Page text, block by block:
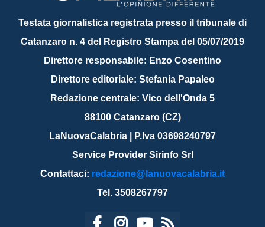
Testata giornalistica registrata presso il tribunale di
Catanzaro n. 4 del Registro Stampa del 05/07/2019
Direttore responsabile: Enzo Cosentino
Direttore editoriale: Stefania Papaleo
Redazione centrale: Vico dell'Onda 5
88100 Catanzaro (CZ)
LaNuovaCalabria | P.Iva 03698240797
Service Provider Sirinfo Srl
Contattaci: redazione@lanuovacalabria.it
Tel. 3508267797